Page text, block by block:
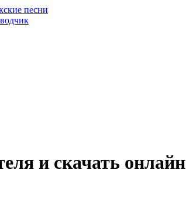
песни
и скачать онлайн